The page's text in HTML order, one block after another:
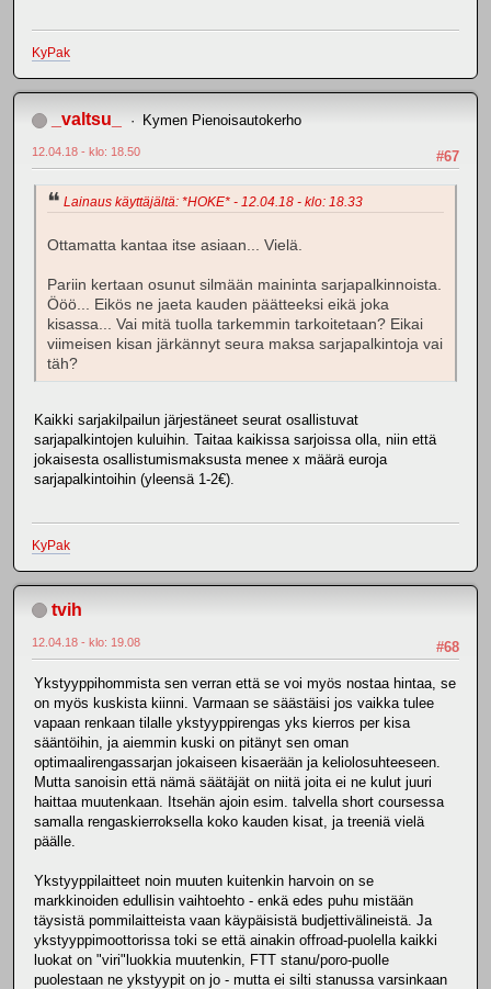
KyPak
_valtsu_ Kymen Pienoisautokerho
#67
12.04.18 - klo: 18.50
Lainaus käyttäjältä: *HOKE* - 12.04.18 - klo: 18.33
Ottamatta kantaa itse asiaan... Vielä.
Pariin kertaan osunut silmään maininta sarjapalkinnoista.
Ööö... Eikös ne jaeta kauden päätteeksi eikä joka
kisassa... Vai mitä tuolla tarkemmin tarkoitetaan? Eikai
viimeisen kisan järkännyt seura maksa sarjapalkintoja vai
täh?
Kaikki sarjakilpailun järjestäneet seurat osallistuvat
sarjapalkintojen kuluihin. Taitaa kaikissa sarjoissa olla, niin että
jokaisesta osallistumismaksusta menee x määrä euroja
sarjapalkintoihin (yleensä 1-2€).
KyPak
tvih
#68
12.04.18 - klo: 19.08
Ykstyyppihommista sen verran että se voi myös nostaa hintaa, se
on myös kuskista kiinni. Varmaan se säästäisi jos vaikka tulee
vapaan renkaan tilalle ykstyyppirengas yks kierros per kisa
sääntöihin, ja aiemmin kuski on pitänyt sen oman
optimaalirengassarjan jokaiseen kisaerään ja keliolosuhteeseen.
Mutta sanoisin että nämä säätäjät on niitä joita ei ne kulut juuri
haittaa muutenkaan. Itsehän ajoin esim. talvella short coursessa
samalla rengaskierroksella koko kauden kisat, ja treeniä vielä
päälle.
Ykstyyppilaitteet noin muuten kuitenkin harvoin on se
markkinoiden edullisin vaihtoehto - enkä edes puhu mistään
täysistä pommilaitteista vaan käypäisistä budjettivälineistä. Ja
ykstyyppimoottorissa toki se että ainakin offroad-puolella kaikki
luokat on "viri"luokkia muutenkin, FTT stanu/poro-puolle
puolestaan ne ykstyypit on jo - mutta ei silti stanussa varsinkaan